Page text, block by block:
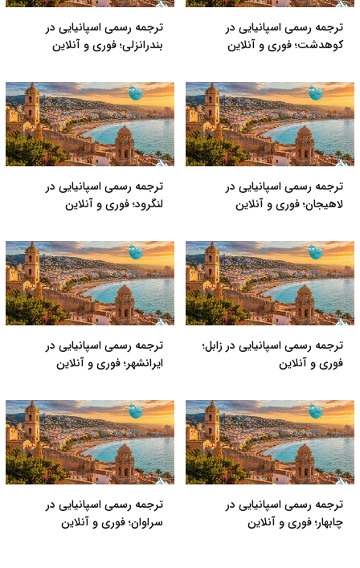
ترجمه رسمی اسپانیایی در
کوهدشت؛ فوری و آنلاین
ترجمه رسمی اسپانیایی در
بندرانزلی؛ فوری و آنلاین
ترجمه رسمی اسپانیایی در
لاهیجان؛ فوری و آنلاین
ترجمه رسمی اسپانیایی در
لنگرود؛ فوری و آنلاین
ترجمه رسمی اسپانیایی در زابل؛
فوری و آنلاین
ترجمه رسمی اسپانیایی در
ایرانشهر؛ فوری و آنلاین
ترجمه رسمی اسپانیایی در
چابهار؛ فوری و آنلاین
ترجمه رسمی اسپانیایی در
سراوان؛ فوری و آنلاین